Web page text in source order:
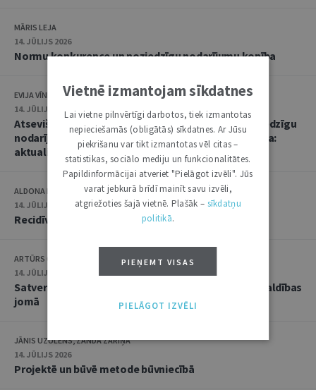
MĀRIS LEJA
14. JŪLIJS 2026
Normu konkurence un noziedzīgu nodarījumu kopība
EVIJA VĪNKALNA
14. JŪLIJS 2026
Atsevišķa (vienota) noziedzīga nodarījuma un noziedzīgu
nodarījumu kopības kvalifikācija un soda noteikšana:
aktualitātes praksē
ALDONA KIPĀNE, EVIJA VĪNKALNA
14. JŪLIJS 2026
Recidīvs krimināltiesisko zinātņu skatījumā
ARTŪRS CAICS, RĒZIJA GAUJERE
14. JŪLIJS 2026
Satversmes tiesas jaunākā judikatūra trokšņa pārvaldības
jomā
JĀNIS UZULĒNS, ZANDA ZARIŅA
14. JŪLIJS 2026
Projektē un būvē metode būvniecībā
Vietnē izmantojam sīkdatnes
Lai vietne pilnvērtīgi darbotos, tiek izmantotas
nepieciešamās (obligātās) sīkdatnes. Ar Jūsu
piekrišanu var tikt izmantotas vēl citas –
statistikas, sociālo mediju un funkcionalitātes.
Papildinformācijai atveriet "Pielāgot izvēli". Jūs
varat jebkurā brīdī mainīt savu izvēli,
atgriežoties šajā vietnē. Plašāk – sīkdatņu
politikā.
PIEŅEMT VISAS
PIELĀGOT IZVĒLI